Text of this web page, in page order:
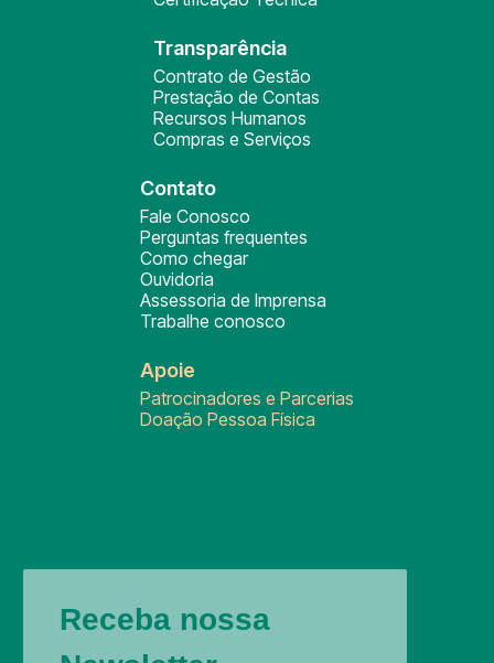
Transparência
Contrato de Gestão
Prestação de Contas
Recursos Humanos
Compras e Serviços
Contato
Fale Conosco
Perguntas frequentes
Como chegar
Ouvidoria
Assessoria de Imprensa
Trabalhe conosco
Apoie
Patrocinadores e Parcerias
Doação Pessoa Física